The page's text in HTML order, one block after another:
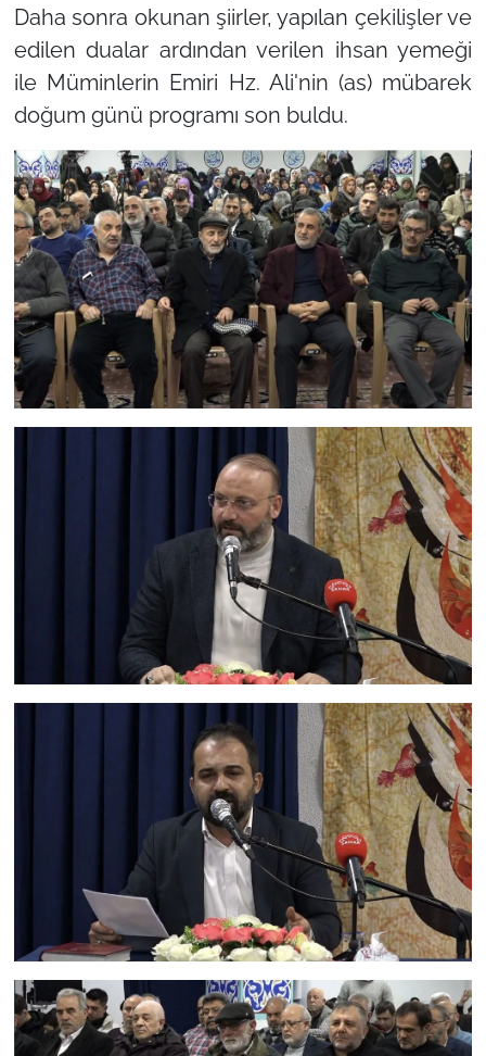
Daha sonra okunan şiirler, yapılan çekilişler ve
edilen dualar ardından verilen ihsan yemeği
ile Müminlerin Emiri Hz. Ali'nin (as) mübarek
doğum günü programı son buldu.